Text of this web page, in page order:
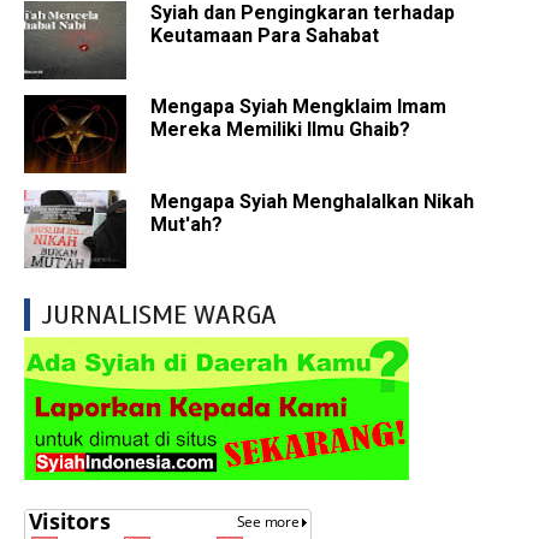
Syiah dan Pengingkaran terhadap
Keutamaan Para Sahabat
Mengapa Syiah Mengklaim Imam
Mereka Memiliki Ilmu Ghaib?
Mengapa Syiah Menghalalkan Nikah
Mut'ah?
JURNALISME WARGA